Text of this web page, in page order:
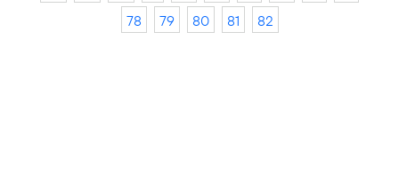
78
79 80 81 82